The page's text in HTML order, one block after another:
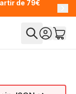
de 79€